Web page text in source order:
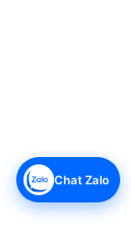
Chat Zalo